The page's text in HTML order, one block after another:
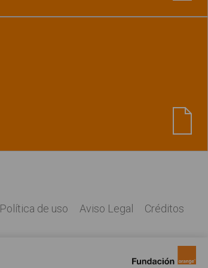
Política de uso Aviso Legal Créditos